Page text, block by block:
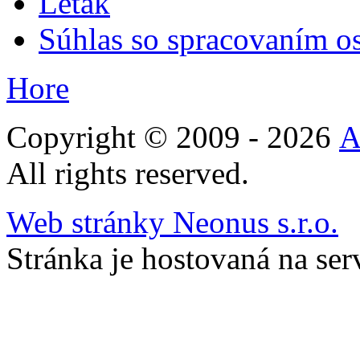
Súhlas so spracovaním
Hore
Copyright © 2009 - 2026
All rights reserved.
Web stránky Neonus s.r.o.
Stránka je hostovaná na